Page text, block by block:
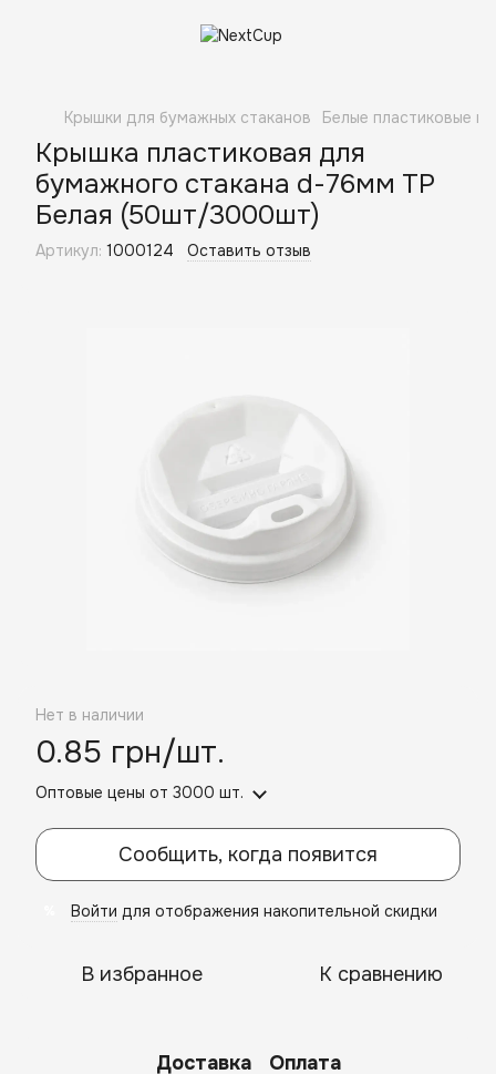
Крышки для бумажных стаканов Белые пластиковые
Крышка пластиковая для
бумажного стакана d-76мм ТР
Белая (50шт/3000шт)
Артикул: 1000124 Оставить отзыв
Нет в наличии
0.85 грн/шт.
Оптовые цены от 3000 шт.
Сообщить, когда появится
Войти для отображения накопительной скидки
В избранное К сравнению
Доставка Оплата